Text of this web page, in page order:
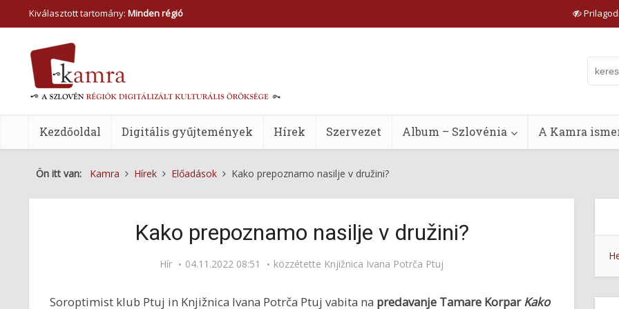
Kiválasztott tartomány: Minden régió
Kezdőoldal Digitális gyűjtemények Hírek Szervezet Album – Szlovénia A Kamra
Ön itt van: Kamra Hírek Előadások Kako prepoznamo nasilje v družini?
Kako prepoznamo nasilje v družini?
Hír 04.11.2022 08:51 közzétette Knjižnica Ivana Potrča Ptuj
Soroptimist klub Ptuj in Knjižnica Ivana Potrča Ptuj vabita na predavanje Tamare KorparKako